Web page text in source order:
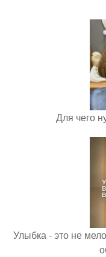
Для чего
Улыбка - это не